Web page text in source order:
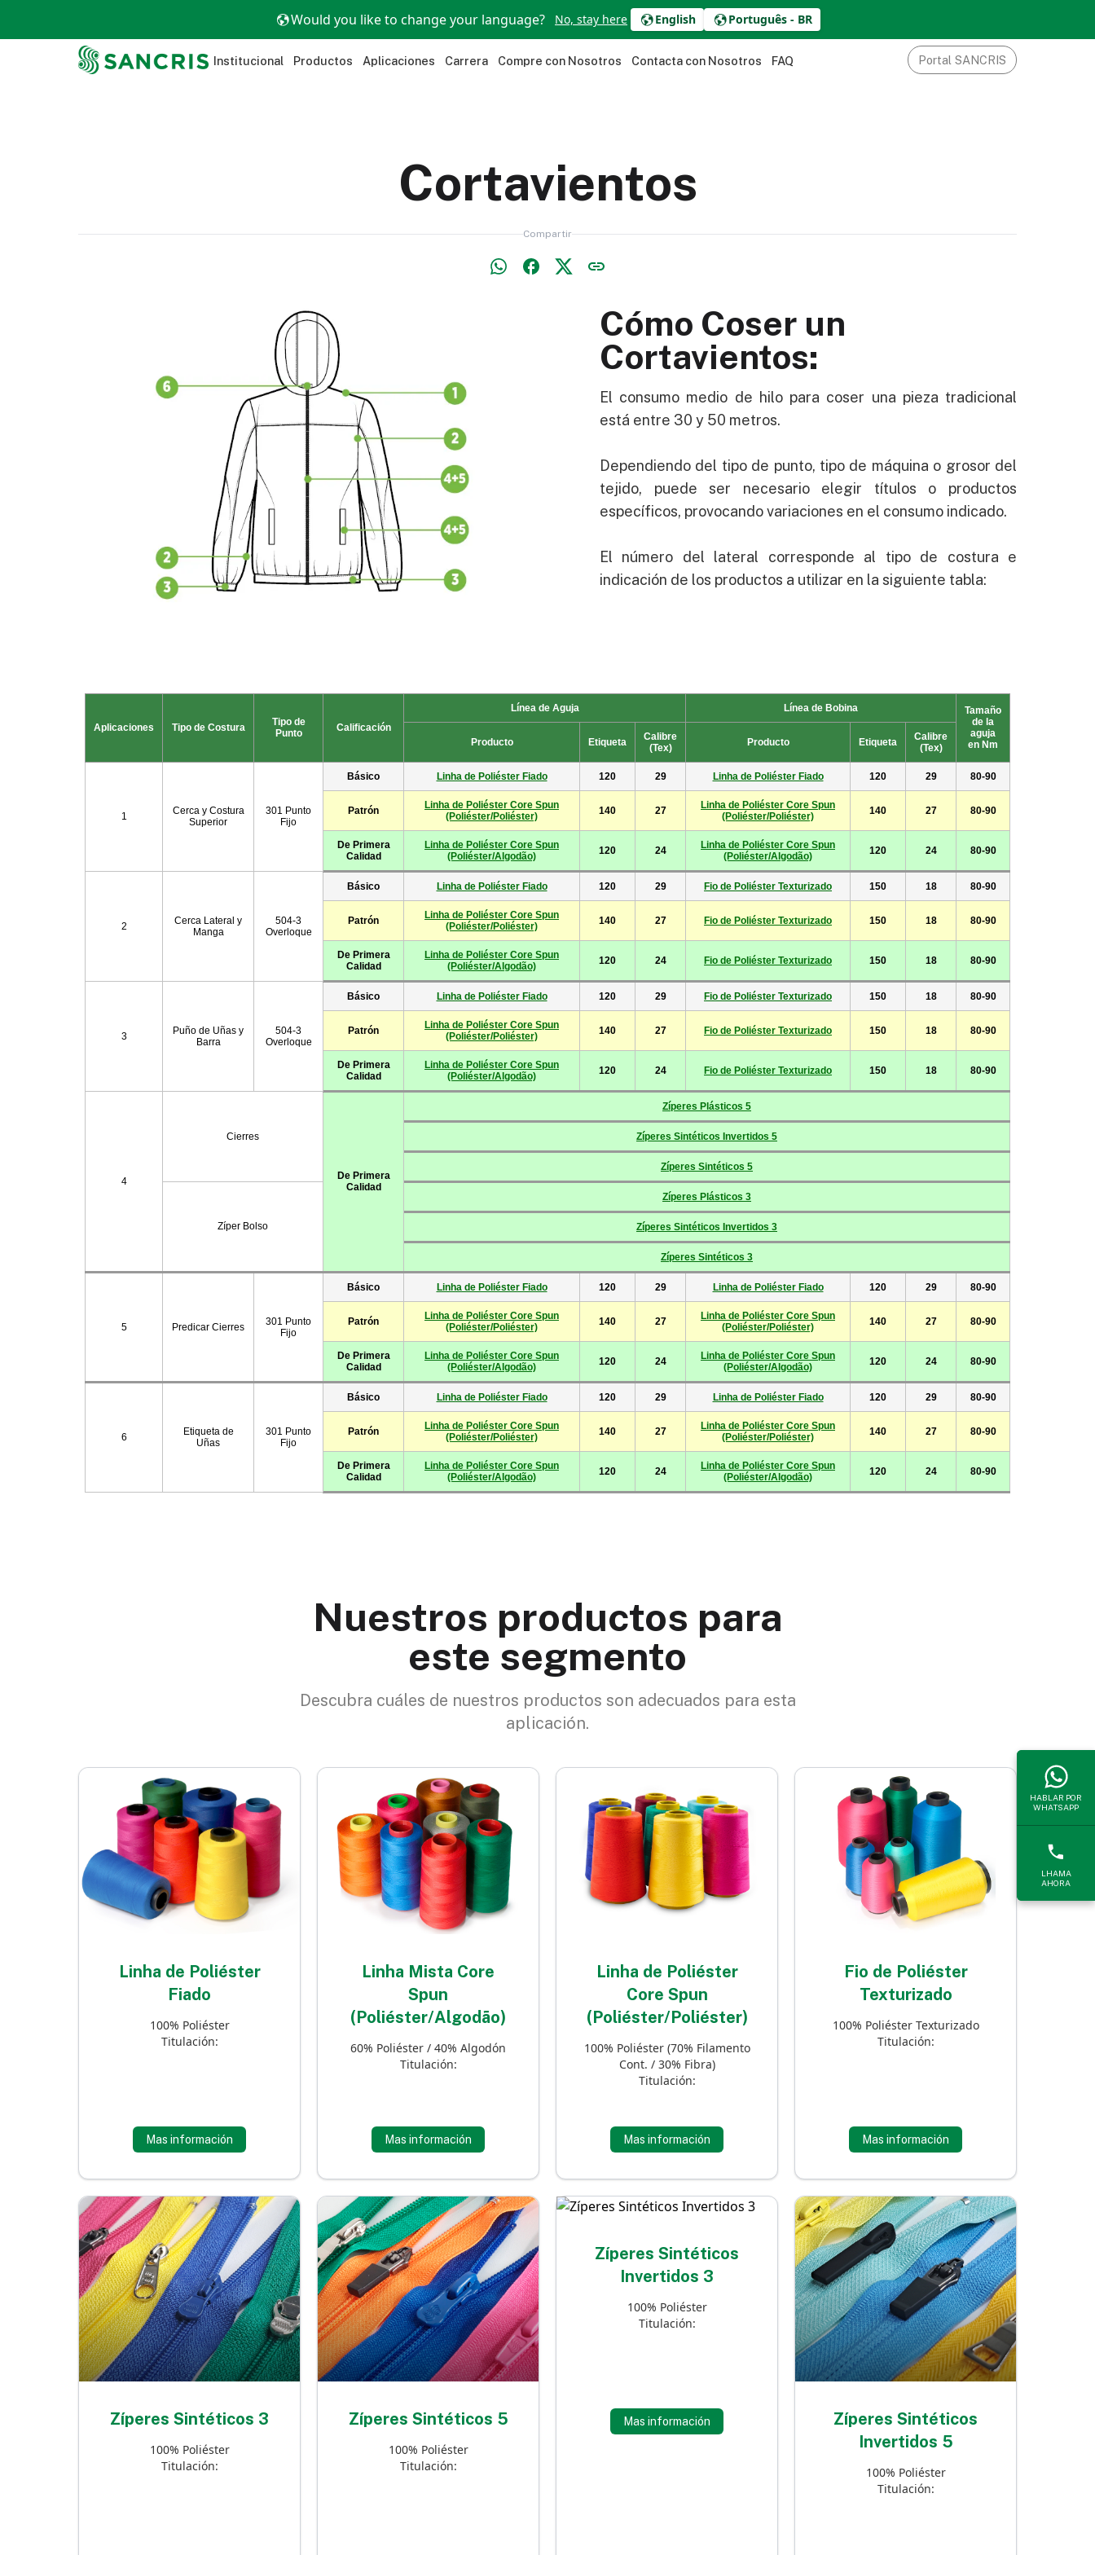
Would you like to change your language? No, stay here English Português - BR
Institucional Productos Aplicaciones Carrera Compre con Nosotros Contacta con Nosotros FAQ Portal SANCRIS
Cortavientos
Compartir
Cómo Coser un
Cortavientos:
El consumo medio de hilo para coser una pieza tradicional
está entre 30 y 50 metros.
Dependiendo del tipo de punto, tipo de máquina o grosor del
tejido, puede ser necesario elegir títulos o productos
específicos, provocando variaciones en el consumo indicado.
El número del lateral corresponde al tipo de costura e
indicación de los productos a utilizar en la siguiente tabla:
Nuestros productos para
este segmento
Descubra cuáles de nuestros productos son adecuados para esta
aplicación.
Linha de Poliéster
Fiado
100% Poliéster
Titulación:
Mas información
Linha Mista Core
Spun
(Poliéster/Algodão)
60% Poliéster / 40% Algodón
Titulación:
Mas información
Linha de Poliéster
Core Spun
(Poliéster/Poliéster)
100% Poliéster (70% Filamento
Cont. / 30% Fibra)
Titulación:
Mas información
Fio de Poliéster
Texturizado
100% Poliéster Texturizado
Titulación:
Mas información
Zíperes Sintéticos 3
100% Poliéster
Titulación:
Zíperes Sintéticos 5
100% Poliéster
Titulación:
Zíperes Sintéticos
Invertidos 3
100% Poliéster
Titulación:
Mas información
Zíperes Sintéticos
Invertidos 5
100% Poliéster
Titulación:
HABLAR POR
WHATSAPP
LHAMA
AHORA